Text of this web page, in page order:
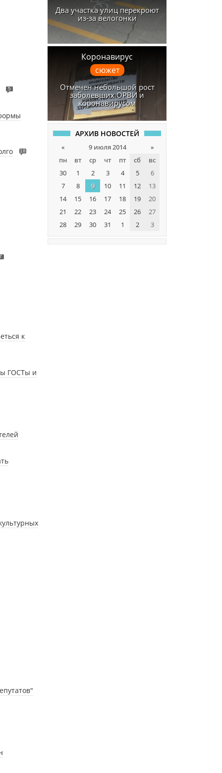
5
18
к
ГОСТы и
Два участка улиц перекроют
из-за велогонки
Коронавирус
сюжет
Отмечен небольшой рост
заболевших ОРВИ и
коронавирусом
АРХИВ НОВОСТЕЙ
« 9 июля 2014
»
пн
вт ср чт пт сб
вс
30
1 2 3 4 5
6
7
8 9 10 11 12
13
14
15 16 17 18 19
20
21
22 23 24 25 26
27
28
29 30 31 1 2 3